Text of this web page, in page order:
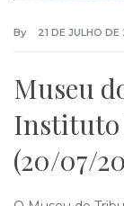
By 21 DE JULHO DE
Museu
Instituto
(20/07/